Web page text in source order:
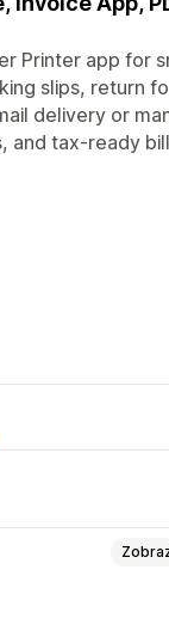
Printer app for
slips, return
delivery or
and tax-ready